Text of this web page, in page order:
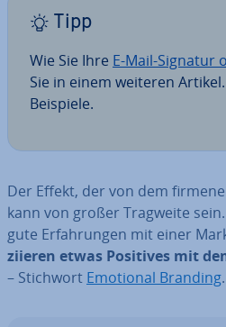
Tipp
Wie Sie Ihre E-Mail-Signatur
Sie in einem weiteren
Beispiele.
Der Effekt, der von dem
kann von großer Tragweite
gute Er­fah­run­gen mit einer
zi­ie­ren etwas Positives mit
– Stichwort Emotional Branding.